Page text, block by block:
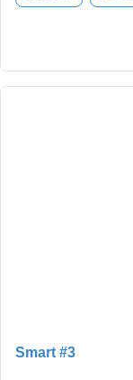
Smart #3